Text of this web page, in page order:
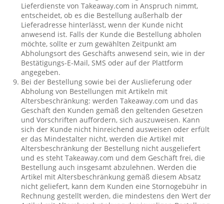
Lieferdienste von Takeaway.com in Anspruch nimmt,
entscheidet, ob es die Bestellung außerhalb der
Lieferadresse hinterlässt, wenn der Kunde nicht
anwesend ist. Falls der Kunde die Bestellung abholen
möchte, sollte er zum gewählten Zeitpunkt am
Abholungsort des Geschäfts anwesend sein, wie in der
Bestätigungs-E-Mail, SMS oder auf der Plattform
angegeben.
Bei der Bestellung sowie bei der Auslieferung oder
Abholung von Bestellungen mit Artikeln mit
Altersbeschränkung: werden Takeaway.com und das
Geschäft den Kunden gemäß den geltenden Gesetzen
und Vorschriften auffordern, sich auszuweisen. Kann
sich der Kunde nicht hinreichend ausweisen oder erfült
er das Mindestalter nicht, werden die Artikel mit
Altersbeschränkung der Bestellung nicht ausgeliefert
und es steht Takeaway.com und dem Geschäft frei, die
Bestellung auch insgesamt abzulehnen. Werden die
Artikel mit Altersbeschränkung gemäß diesem Absatz
nicht geliefert, kann dem Kunden eine Stornogebühr in
Rechnung gestellt werden, die mindestens den Wert der